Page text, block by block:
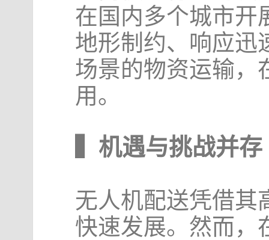
在国内多个城市开
地形制约、响应迅
场景的物资运输，
用。
▍机遇与挑战并存
无人机配送凭借其
快速发展。然而，